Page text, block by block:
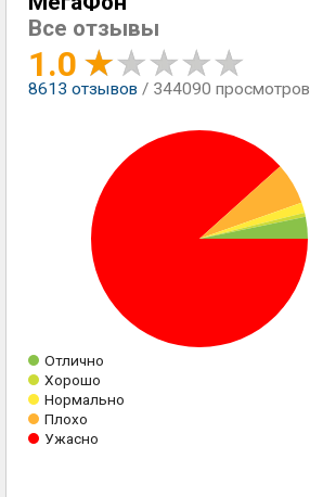
Все отзывы
1.0
8613 отзывов / 344090 просмотров
Отлично
Хорошо
Нормально
Плохо
Ужасно